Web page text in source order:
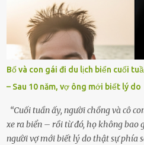
chìm đắm trong đau khổ. Họ hàng,
thiết đã đến bên, giúp tôi tổ chức
ngày giỗ đầu tiên của vợ, 49 ngày
mãi.Buổi sáng hôm đó, sau khi
sắp xếp lại bàn thờ vợ. Mọi thứ vẫn
đó kỳ lạ mà tôi không thể giải thích
cúi xuống lau chùi bát hương, một
tôi giật mình. Và rồi, một chuyện
Bố và con gái đi du lịch biển cuối
– Sau 10 năm, vợ ông mới biết lý do
“Cuối tuần ấy, người chồng và cô
xe ra biển – rồi từ đó, họ không bao
người vợ mới biết lý do thật sự phía